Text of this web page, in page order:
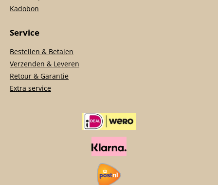
Kadobon
Service
Bestellen & Betalen
Verzenden & Leveren
Retour & Garantie
Extra service